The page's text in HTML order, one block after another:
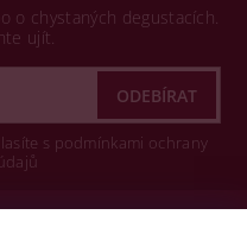
o chystaných degustacích.
ujít.
s podmínkami ochrany